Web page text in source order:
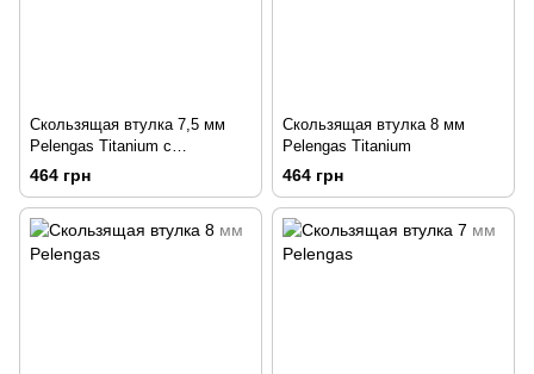
Скользящая втулка 7,5 мм
Pelengas Titanium с
гидротормозом
464 грн
Скользящая втулка 8 мм
Pelengas Titanium
464 грн